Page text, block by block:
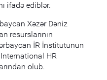
ifadə ediblər.
Xəzər Dəniz
resurslarının
İR İnstitutunun
International HR
olub.